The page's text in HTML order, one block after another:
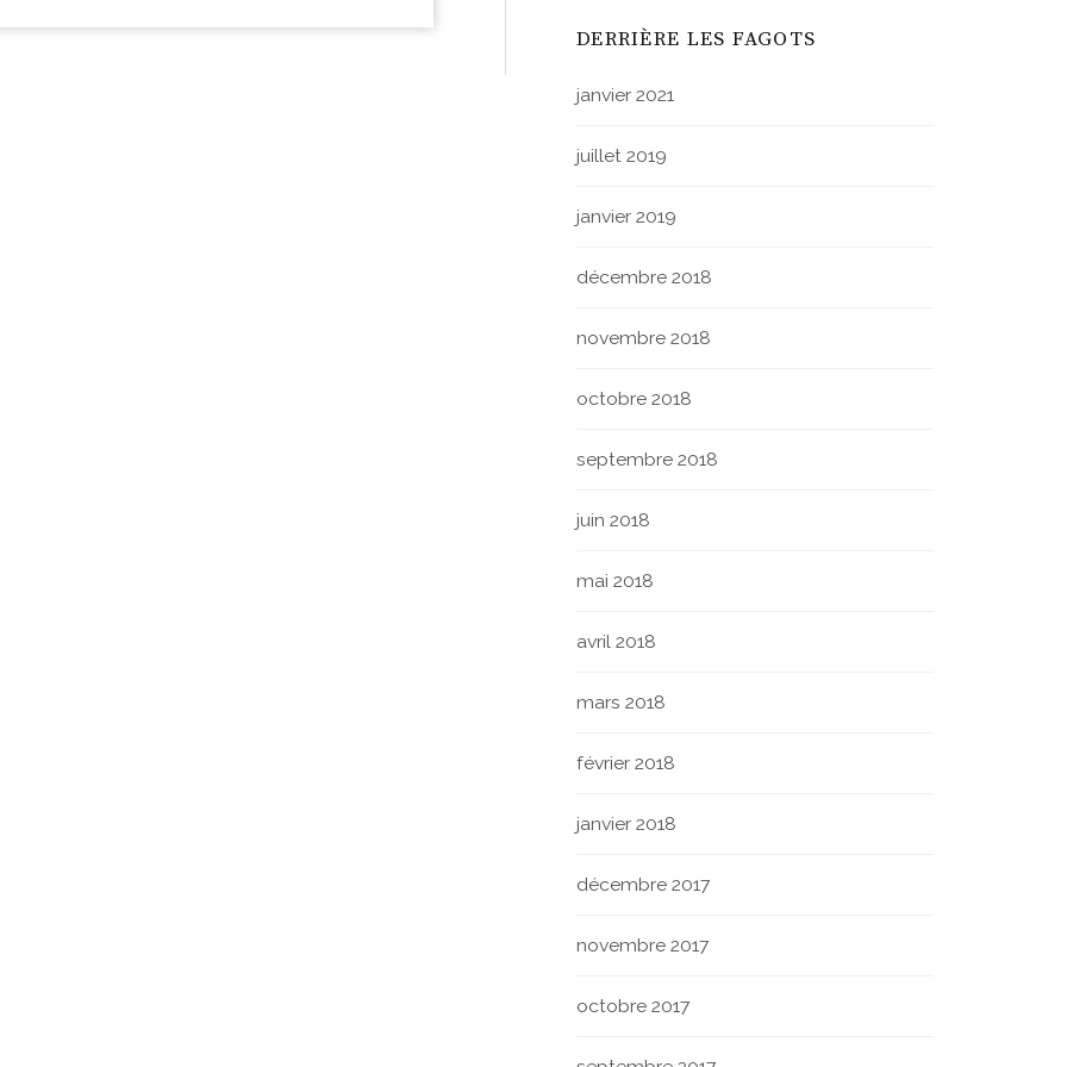
DERRIÈRE LES FAGOTS
janvier 2021
juillet 2019
janvier 2019
décembre 2018
novembre 2018
octobre 2018
septembre 2018
juin 2018
mai 2018
avril 2018
mars 2018
février 2018
janvier 2018
décembre 2017
novembre 2017
octobre 2017